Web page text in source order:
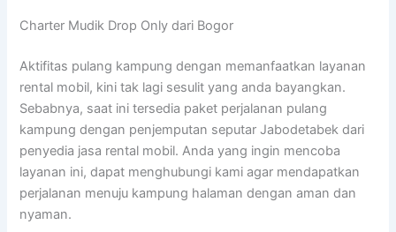
Charter Mudik Drop Only dari Bogor
Aktifitas pulang kampung dengan memanfaatkan layanan
rental mobil, kini tak lagi sesulit yang anda bayangkan.
Sebabnya, saat ini tersedia paket perjalanan pulang
kampung dengan penjemputan seputar Jabodetabek dari
penyedia jasa rental mobil. Anda yang ingin mencoba
layanan ini, dapat menghubungi kami agar mendapatkan
perjalanan menuju kampung halaman dengan aman dan
nyaman.